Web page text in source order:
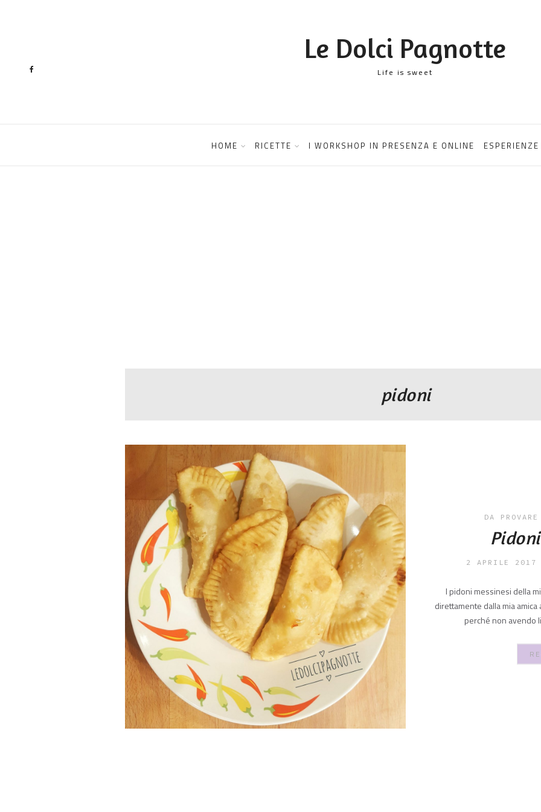
Le Dolci Pagnotte
Life is sweet
HOME RICETTE I WORKSHOP IN PRESENZA E ONLINE
pidoni
DA PROVARE
2 APRILE 2017
I pidoni messinesi della
direttamente dalla mia amica
perché non avendo